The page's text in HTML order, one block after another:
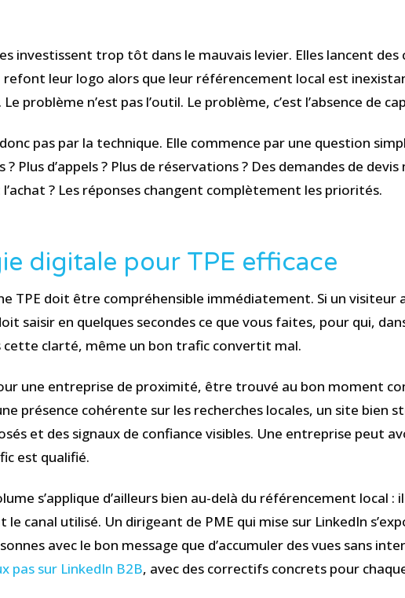
investissent trop tôt dans le mauvais levier. Elles lancent des
refont leur logo alors que leur référencement local est
problème n’est pas l’outil. Le problème, c’est l’absence de
pas par la technique. Elle commence par une question
Plus d’appels ? Plus de réservations ? Des demandes de
? Les réponses changent complètement les priorités.
digitale pour TPE efficace
TPE doit être compréhensible immédiatement. Si un visiteur
saisir en quelques secondes ce que vous faites, pour qui,
cette clarté, même un bon trafic convertit mal.
une entreprise de proximité, être trouvé au bon moment
présence cohérente sur les recherches locales, un site bien
et des signaux de confiance visibles. Une entreprise peut
est qualifié.
s’applique d’ailleurs bien au-delà du référencement local
canal utilisé. Un dirigeant de PME qui mise sur LinkedIn
avec le bon message que d’accumuler des vues sans
pas sur LinkedIn B2B, avec des correctifs concrets pour